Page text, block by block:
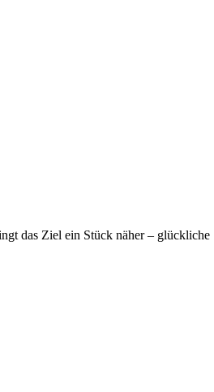
das Ziel ein Stück näher – glückliche